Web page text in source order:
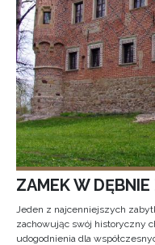
ZAMEK W
Jeden z najcenniejszych
zachowując swój historyczny
udogodnienia dla